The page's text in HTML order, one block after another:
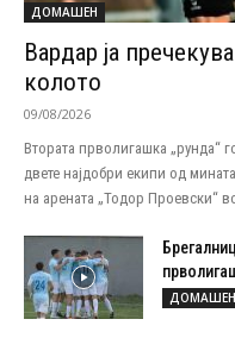
ДОМАШЕН
Вардар ја
колото
09/08/2026
Втората прволигашка „рунда“
двете најдобри екипи од
на арената „Тодор Проевски“
ДОМАШЕН